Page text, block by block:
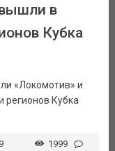
в
Кубка
«Локомотив» и
регионов Кубка
1999